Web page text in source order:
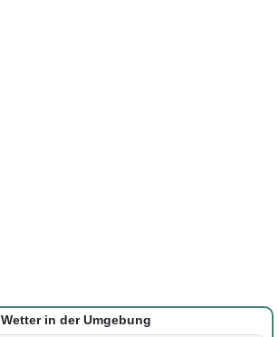
Wetter in der Umgebung